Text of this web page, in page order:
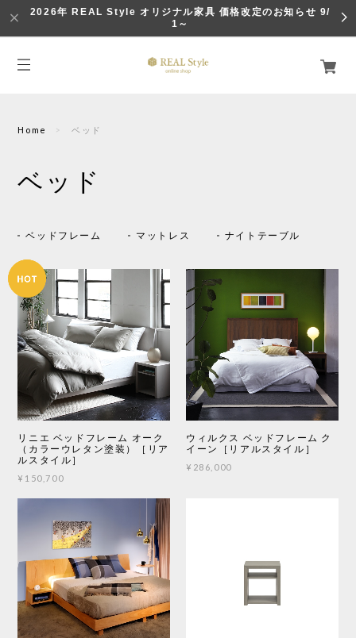
2026年 REAL Style オリジナル家具 価格改定のお知らせ 9/
1～
Home ベッド
ベッド
ベッドフレーム マットレス ナイトテーブル
リニエ ベッドフレーム オーク
（カラーウレタン塗装）［リア
ルスタイル］
¥150,700
ウィルクス ベッドフレーム ク
イーン［リアルスタイル］
¥286,000